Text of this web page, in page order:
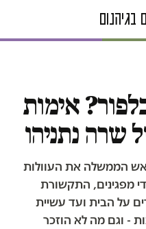
אימות
שרה נתניהו
ראש הממשלה את העוולות
מפגינים, התקשורת
על הבית ועד עשיית
- וגם מה לא הוזכר